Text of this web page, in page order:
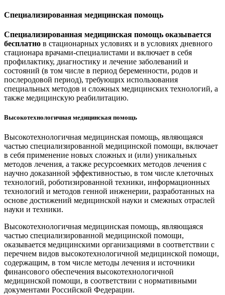
Специализированная медицинская помощь
Специализированная медицинская помощь оказывается
бесплатно в стационарных условиях и в условиях дневного
стационара врачами-специалистами и включает в себя
профилактику, диагностику и лечение заболеваний и
состояний (в том числе в период беременности, родов и
послеродовой период), требующих использования
специальных методов и сложных медицинских технологий, а
также медицинскую реабилитацию.
Высокотехнологичная медицинская помощь
Высокотехнологичная медицинская помощь, являющаяся
частью специализированной медицинской помощи, включает
в себя применение новых сложных и (или) уникальных
методов лечения, а также ресурсоемких методов лечения с
научно доказанной эффективностью, в том числе клеточных
технологий, роботизированной техники, информационных
технологий и методов генной инженерии, разработанных на
основе достижений медицинской науки и смежных отраслей
науки и техники.
Высокотехнологичная медицинская помощь, являющаяся
частью специализированной медицинской помощи,
оказывается медицинскими организациями в соответствии с
перечнем видов высокотехнологичной медицинской помощи,
содержащим, в том числе методы лечения и источники
финансового обеспечения высокотехнологичной
медицинской помощи, в соответствии с нормативными
документами Российской Федерации.